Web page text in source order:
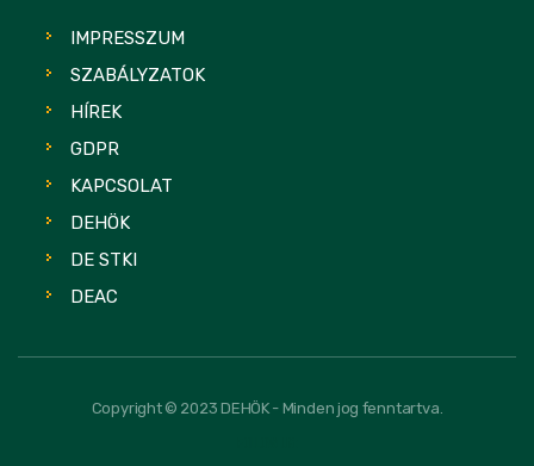
IMPRESSZUM
SZABÁLYZATOK
HÍREK
GDPR
KAPCSOLAT
DEHÖK
DE STKI
DEAC
Copyright © 2023 DEHÖK - Minden jog fenntartva.